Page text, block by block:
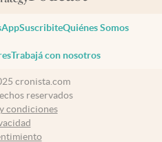
SuscribiteQuiénes Somos
Trabajá con nosotros
cronista.com
reservados
condiciones